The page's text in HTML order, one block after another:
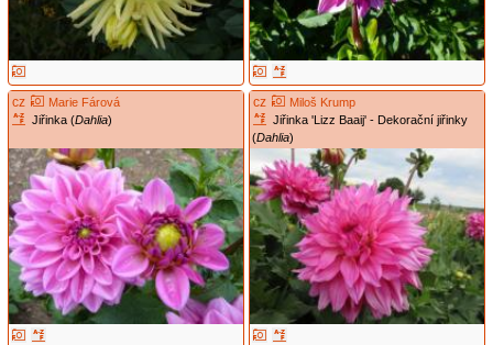
cz
Marie Fárová
Jiřinka (Dahlia)
cz
Miloš Krump
Jiřinka 'Lizz Baaij' - Dekorační jiřinky
(Dahlia)